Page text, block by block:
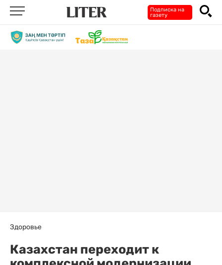
Подписка на
газету
Здоровье
Казахстан переходит к